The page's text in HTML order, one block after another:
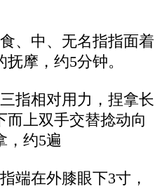
、中、无名指指面着
摩，约5分钟。
指相对用力，捏拿长
而上双手交替捻动向
，约5遍
端在外膝眼下3寸，